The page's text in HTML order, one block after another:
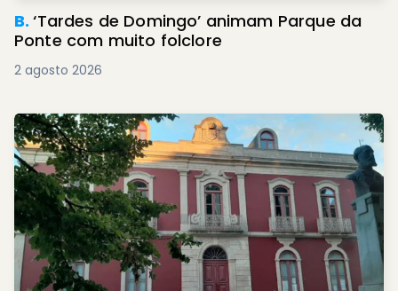
B.‘Tardes de Domingo’ animam Parque da
Ponte com muito folclore
2 agosto 2026